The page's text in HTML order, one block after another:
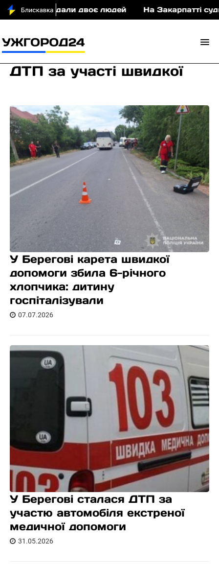
двоє людей На Закарпатті
ДТП за участі швидкої
У Берегові карета швидкої
допомоги збила 6-річного
хлопчика: дитину
госпіталізували
07.07.2026
У Берегові сталася ДТП за
участю автомобіля екстреної
медичної допомоги
31.05.2026